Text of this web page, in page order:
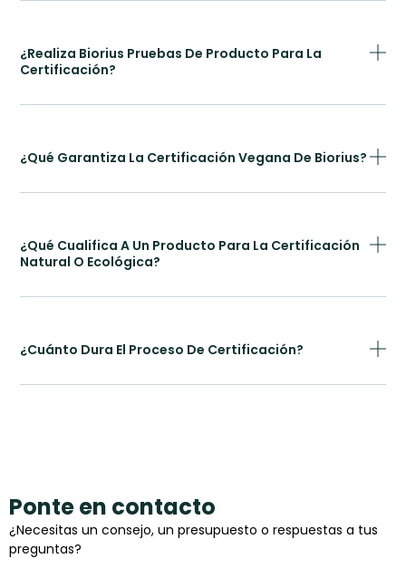
¿Realiza Biorius Pruebas De Producto Para La
Certificación?
¿Qué Garantiza La Certificación Vegana De Biorius?
¿Qué Cualifica A Un Producto Para La Certificación
Natural O Ecológica?
¿Cuánto Dura El Proceso De Certificación?
Ponte en contacto
¿Necesitas un consejo, un presupuesto o respuestas a tus
preguntas?